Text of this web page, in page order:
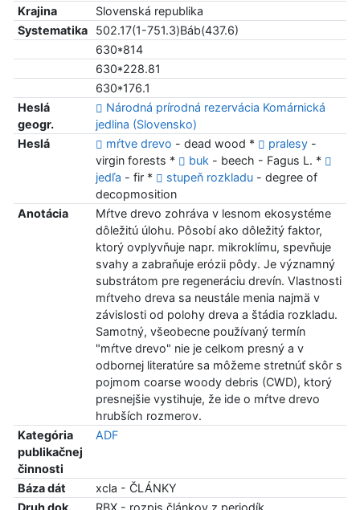
Krajina
Slovenská republika
Systematika
502.17(1-751.3)Báb(437.6)
630*814
630*228.81
630*176.1
Heslá
geogr.
Národná prírodná rezervácia Komárnická
jedlina (Slovensko)
Heslá
mŕtve drevo - dead wood * pralesy-
virgin forests *
buk- beech - Fagus L. *
jedľa - fir * stupeň rozkladu- degree of
decopmosition
Anotácia
Mŕtve drevo zohráva v lesnom ekosystéme
dôležitú úlohu. Pôsobí ako dôležitý faktor,
ktorý ovplyvňuje napr. mikroklímu, spevňuje
svahy a zabraňuje erózii pôdy. Je významný
substrátom pre regeneráciu drevín. Vlastnosti
mŕtveho dreva sa neustále menia najmä v
závislosti od polohy dreva a štádia rozkladu.
Samotný, všeobecne používaný termín
"mŕtve drevo" nie je celkom presný a v
odbornej literatúre sa môžeme stretnúť skôr s
pojmom coarse woody debris (CWD), ktorý
presnejšie vystihuje, že ide o mŕtve drevo
hrubších rozmerov.
Kategória
publikačnej
činnosti
ADF
Báza dát
xcla - ČLÁNKY